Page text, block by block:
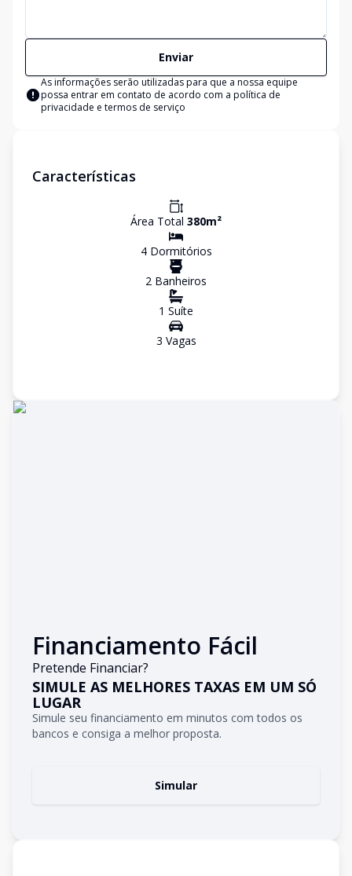
Enviar
As informações serão utilizadas para que a nossa equipe
possa entrar em contato de acordo com a política de
privacidade e termos de serviço
Características
Área Total 380m²
4Dormitórios
2 Banheiros
1 Suíte
3 Vagas
Financiamento Fácil
Pretende Financiar?
SIMULE AS MELHORES TAXAS EM UM SÓ
LUGAR
Simule seu financiamento em minutos com todos os
bancos e consiga a melhor proposta.
Simular